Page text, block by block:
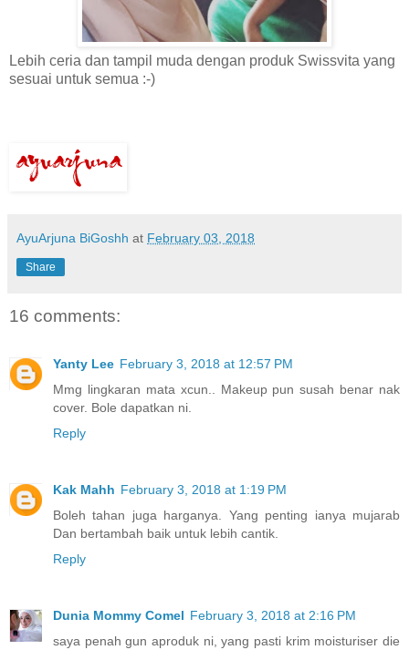
Lebih ceria dan tampil muda dengan produk Swissvita yang
sesuai untuk semua :-)
AyuArjuna BiGoshh at February 03, 2018
Share
16 comments:
Yanty Lee February 3, 2018 at 12:57 PM
Mmg lingkaran mata xcun.. Makeup pun susah benar nak
cover. Bole dapatkan ni.
Reply
Kak Mahh February 3, 2018 at 1:19 PM
Boleh tahan juga harganya. Yang penting ianya mujarab
Dan bertambah baik untuk lebih cantik.
Reply
Dunia Mommy Comel February 3, 2018 at 2:16 PM
saya penah gun aproduk ni, yang pasti krim moisturiser die